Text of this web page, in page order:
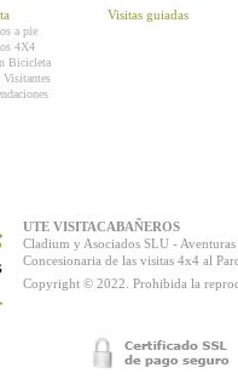
a pie
4X4
Bicicleta
Visitantes
Visitas guiadas
UTE VISITACABAÑEROS
Cladium y Asociados SLU -
Concesionaria de las visitas 4x4 al
Copyright © 2022. Prohibida la